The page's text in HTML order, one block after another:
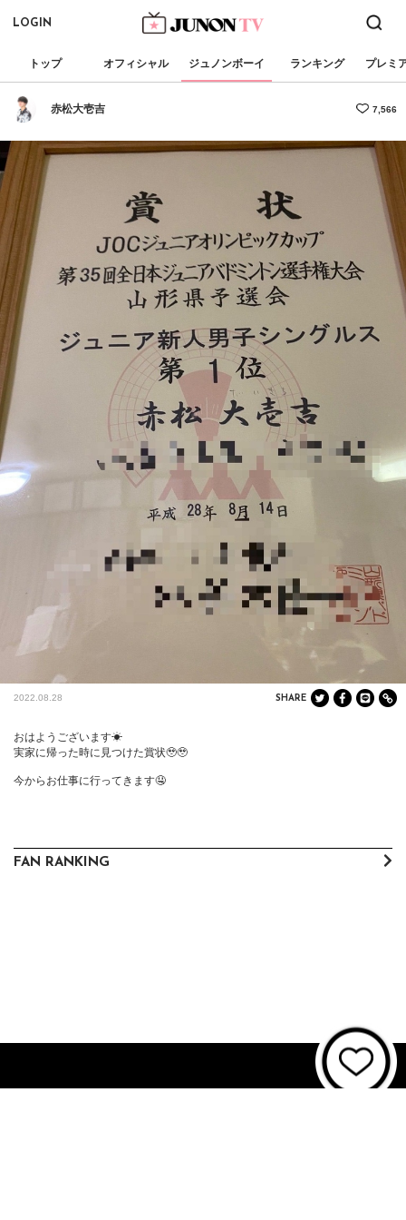
LOGIN
トップ オフィシャル ジュノンボーイ ランキング プレミ
赤松大壱吉 7,566
2022.08.28 SHARE
おはようございます☀
実家に帰った時に見つけた賞状🥹🥹
今からお仕事に行ってきます🤤
FAN RANKING
About JUNON TV お問い合わせ FAQ 利用規約
個人情報保護方針